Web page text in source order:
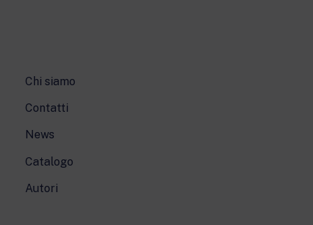
Chi siamo
Contatti
News
Catalogo
Autori